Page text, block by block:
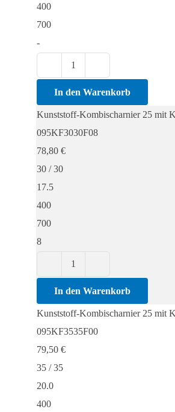
400
700
-
Kombischarnier
25
In den Warenkorb
Kunststoff-Kombischarnier 25 mit
095KF3030F08
78,80 €
30 / 30
17.5
400
700
8
Kombischarnier
25
In den Warenkorb
Kunststoff-Kombischarnier 25 mit
095KF3535F00
79,50 €
35 / 35
20.0
400